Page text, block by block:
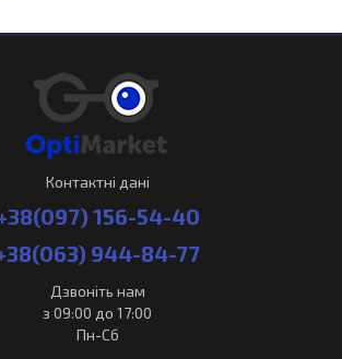
Контактні дані
156-54-40
944-84-77
Дзвоніть нам
з 09:00 до 17:00
Пн-Сб